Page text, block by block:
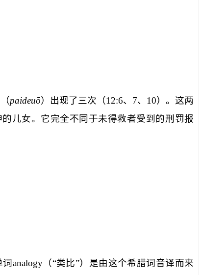
paideuo）出现了三次（12:6、 7、 10）。这两
儿女。它完全不同于未得救者受到的刑罚报
analogy（“类比”）是由这个希腊词音译而来